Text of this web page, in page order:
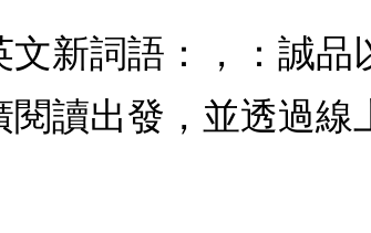
文新詞語：，：誠
閱讀出發，並透過